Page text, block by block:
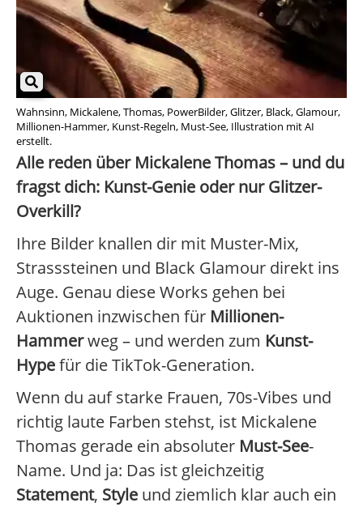
Wahnsinn, Mickalene, Thomas, PowerBilder, Glitzer, Black, Glamour,
Millionen-Hammer, Kunst-Regeln, Must-See, Illustration mit AI
erstellt.
Alle reden über Mickalene Thomas – und du
fragst dich: Kunst-Genie oder nur Glitzer-
Overkill?
Ihre Bilder knallen dir mit Muster-Mix,
Strasssteinen und Black Glamour direkt ins
Auge. Genau diese Works gehen bei
Auktionen inzwischen für Millionen-
Hammerweg – und werden zum Kunst-
Hypefür die TikTok-Generation.
Wenn du auf starke Frauen, 70s-Vibes und
richtig laute Farben stehst, ist Mickalene
Thomas gerade ein absoluter Must-See-
Name. Und ja: Das ist gleichzeitig
Statement, Style und ziemlich klar auch ein